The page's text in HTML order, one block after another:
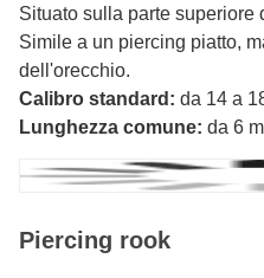
Situato sulla parte
Simile a un piercing piatto,
dell'orecchio.
Calibro standard: da 14 a
Lunghezza comune: da 6
Piercing rook